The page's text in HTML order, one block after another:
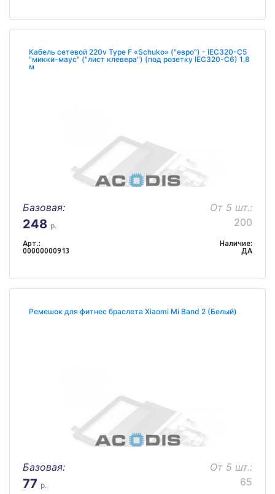
Кабель сетевой 220v Type F «Schuko» ("евро") - IEC320-C5
"микки-маус" ("лист клевера") (под розетку IEC320-C6) 1,8
м
Базовая:
248 р.
От 5 шт.:
200
Арт.:
00000000913
Наличие:
ДА
Ремешок для фитнес браслета Xiaomi Mi Band 2 (Белый)
Базовая:
77 р.
От 5 шт.:
65